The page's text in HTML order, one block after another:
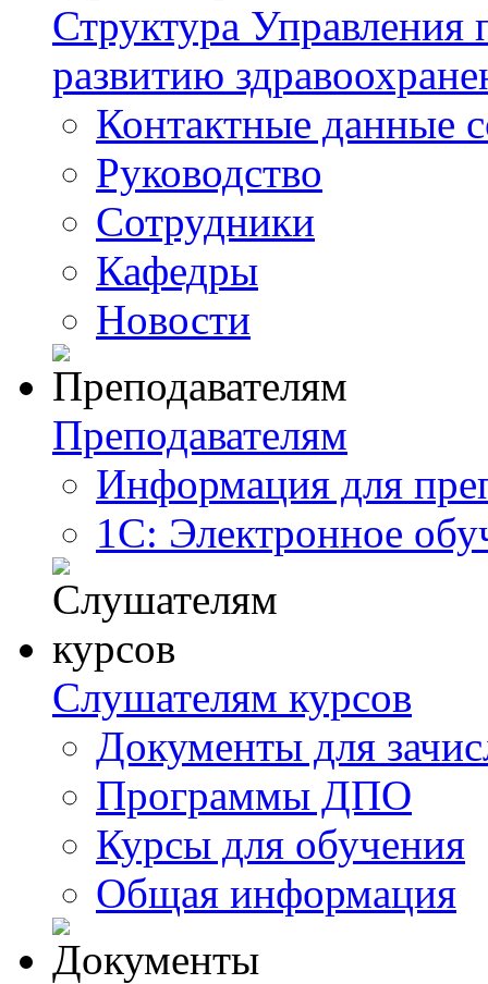
Структура
развитию
Контактные данные
Руководство
Сотрудники
Кафедры
Новости
Преподавателям
Информация для
1С: Электронное
Слушателям курсов
Документы для
Программы ДПО
Курсы для обучения
Общая информация